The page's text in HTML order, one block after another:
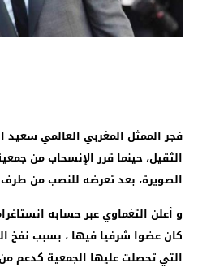
فجر الممثل المغربي العالمي سعيد
الثقيل، حينما قرر الإنسحاب من
الصويرة، بعد تعرضه للنصب من طرف
و أعلن التغماوي عبر حسابه
كان عضوا شرفيا فيها ، بسبب نفخ
التي تحصلت عليها الجمعية كدعم